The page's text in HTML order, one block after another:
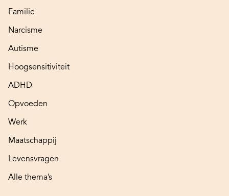
Familie
Narcisme
Autisme
Hoogsensitiviteit
ADHD
Opvoeden
Werk
Maatschappij
Levensvragen
Alle thema’s